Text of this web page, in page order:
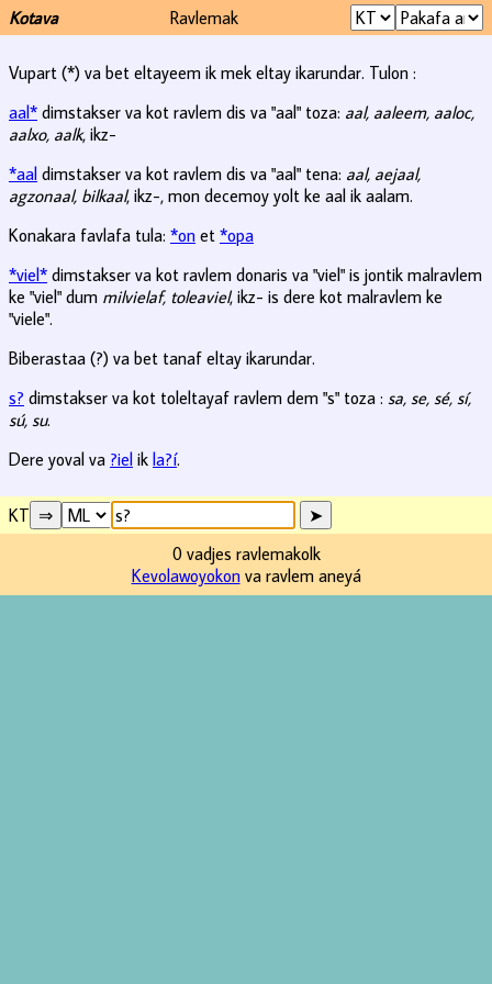
Kotava Ravlemak
Vupart (*) va bet eltayeem ik mek eltay ikarundar. Tulon :
aal* dimstakser va kot ravlem dis va "aal" toza: aal, aaleem, aaloc,
aalxo, aalk, ikz-
*aal dimstakser va kot ravlem dis va "aal" tena: aal, aejaal,
agzonaal, bilkaal, ikz-, mon decemoy yolt ke aal ik aalam.
Konakara favlafa tula: *on et *opa
*viel* dimstakser va kot ravlem donaris va "viel" is jontik malravlem
ke "viel" dum milvielaf, toleaviel, ikz- is dere kot malravlem ke
"viele".
Biberastaa (?) va bet tanaf eltay ikarundar.
s? dimstakser va kot toleltayaf ravlem dem "s" toza : sa, se, sé, sí,
sú, su.
Dere yoval va ?iel ik la?í.
KT
0 vadjes ravlemakolk
Kevolawoyokonva ravlem aneyá